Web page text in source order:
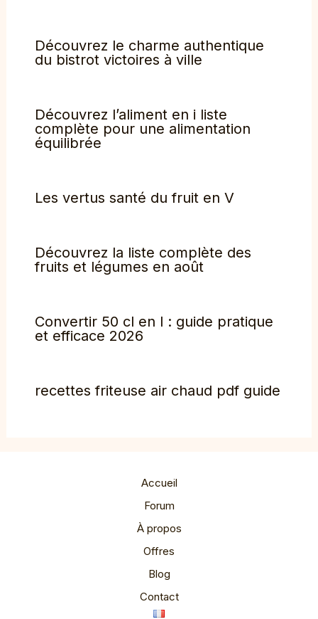
Découvrez le charme authentique
du bistrot victoires à ville
Découvrez l’aliment en i liste
complète pour une alimentation
équilibrée
Les vertus santé du fruit en V
Découvrez la liste complète des
fruits et légumes en août
Convertir 50 cl en l : guide pratique
et efficace 2026
recettes friteuse air chaud pdf guide
Accueil
Forum
À propos
Offres
Blog
Contact